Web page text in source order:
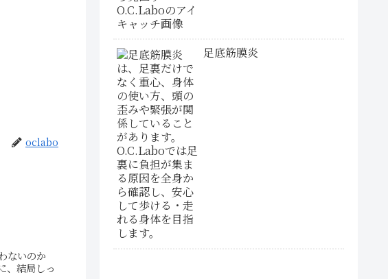
oclabo
ないのか
、結局しっ
足底筋膜炎